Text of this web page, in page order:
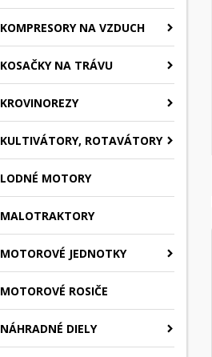
KOMPRESORY NA VZDUCH
KOSAČKY NA TRÁVU
KROVINOREZY
KULTIVÁTORY, ROTAVÁTORY
LODNÉ MOTORY
MALOTRAKTORY
MOTOROVÉ JEDNOTKY
MOTOROVÉ ROSIČE
NÁHRADNÉ DIELY